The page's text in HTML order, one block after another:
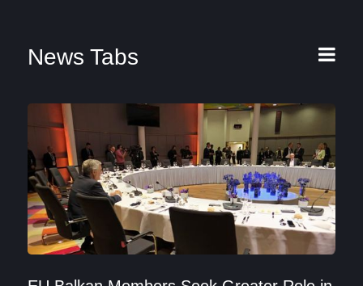
News Tabs